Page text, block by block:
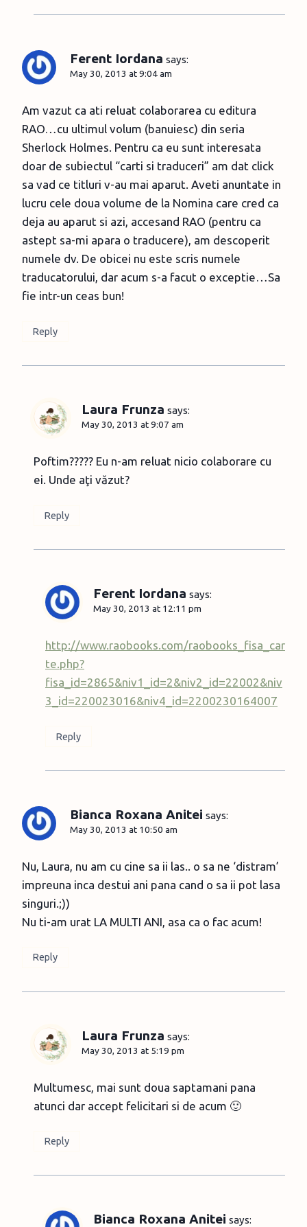
Ferent Iordana says:
May 30, 2013 at 9:04 am
Am vazut ca ati reluat colaborarea cu editura
RAO…cu ultimul volum (banuiesc) din seria
Sherlock Holmes. Pentru ca eu sunt interesata
doar de subiectul “carti si traduceri” am dat click
sa vad ce titluri v-au mai aparut. Aveti anuntate in
lucru cele doua volume de la Nomina care cred ca
deja au aparut si azi, accesand RAO (pentru ca
astept sa-mi apara o traducere), am descoperit
numele dv. De obicei nu este scris numele
traducatorului, dar acum s-a facut o exceptie…Sa
fie intr-un ceas bun!
Reply
Laura Frunza says:
May 30, 2013 at 9:07 am
Poftim????? Eu n-am reluat nicio colaborare cu
ei. Unde aţi văzut?
Reply
Ferent Iordana says:
May 30, 2013 at 12:11 pm
http://www.raobooks.com/raobooks_fisa_car
te.php?
fisa_id=2865&niv1_id=2&niv2_id=22002&niv
3_id=220023016&niv4_id=2200230164007
Reply
Bianca Roxana Anitei says:
May 30, 2013 at 10:50 am
Nu, Laura, nu am cu cine sa ii las.. o sa ne ‘distram’
impreuna inca destui ani pana cand o sa ii pot lasa
singuri.;))
Nu ti-am urat LA MULTI ANI, asa ca o fac acum!
Reply
Laura Frunza says:
May 30, 2013 at 5:19 pm
Multumesc, mai sunt doua saptamani pana
atunci dar accept felicitari si de acum 🙂
Reply
Bianca Roxana Anitei says: